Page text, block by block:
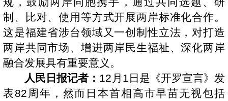
制、比对、使用等方式开展两岸标准化合作。
这是福建省涉台领域又一创制性立法，对打造
两岸共同市场、增进两岸民生福祉、深化两岸
融合发展具有重要意义。
人民日报记者： 12月1日是《开罗宣言》发
表82周年，然而日本首相高市早苗无视包括